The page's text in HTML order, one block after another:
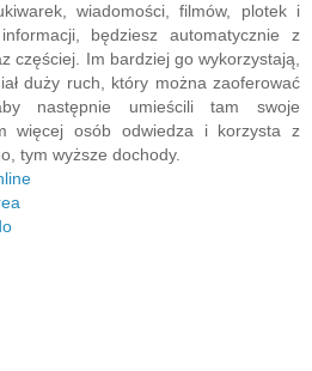
wiadomości, filmów, plotek i
będziesz automatycznie z
częściej. Im bardziej go wykorzystają,
duży ruch, który można zaoferować
następnie umieścili tam swoje
więcej osób odwiedza i korzysta z
tym wyższe dochody.